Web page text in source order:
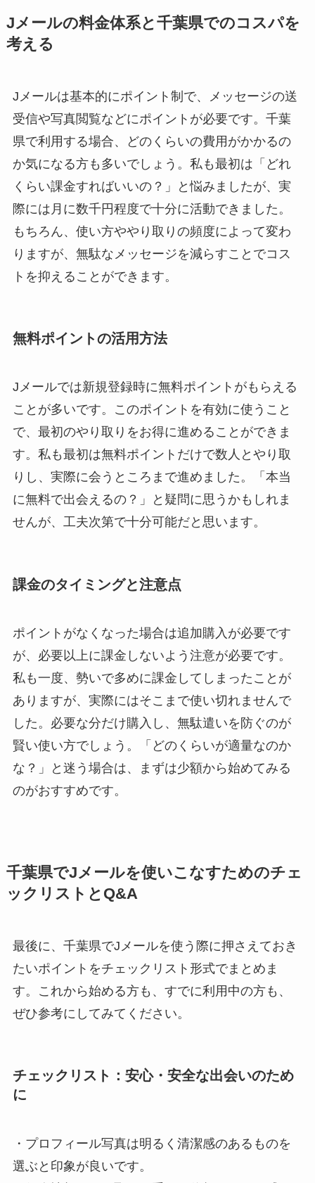
Jメールの料金体系と千葉県でのコスパを
考える
Jメールは基本的にポイント制で、メッセージの送
受信や写真閲覧などにポイントが必要です。千葉
県で利用する場合、どのくらいの費用がかかるの
か気になる方も多いでしょう。私も最初は「どれ
くらい課金すればいいの？」と悩みましたが、実
際には月に数千円程度で十分に活動できました。
もちろん、使い方ややり取りの頻度によって変わ
りますが、無駄なメッセージを減らすことでコス
トを抑えることができます。
無料ポイントの活用方法
Jメールでは新規登録時に無料ポイントがもらえる
ことが多いです。このポイントを有効に使うこと
で、最初のやり取りをお得に進めることができま
す。私も最初は無料ポイントだけで数人とやり取
りし、実際に会うところまで進めました。「本当
に無料で出会えるの？」と疑問に思うかもしれま
せんが、工夫次第で十分可能だと思います。
課金のタイミングと注意点
ポイントがなくなった場合は追加購入が必要です
が、必要以上に課金しないよう注意が必要です。
私も一度、勢いで多めに課金してしまったことが
ありますが、実際にはそこまで使い切れませんで
した。必要な分だけ購入し、無駄遣いを防ぐのが
賢い使い方でしょう。「どのくらいが適量なのか
な？」と迷う場合は、まずは少額から始めてみる
のがおすすめです。
千葉県でJメールを使いこなすためのチェ
ックリストとQ&A
最後に、千葉県でJメールを使う際に押さえておき
たいポイントをチェックリスト形式でまとめま
す。これから始める方も、すでに利用中の方も、
ぜひ参考にしてみてください。
チェックリスト：安心・安全な出会いのため
に
・プロフィール写真は明るく清潔感のあるものを
選ぶと印象が良いです。